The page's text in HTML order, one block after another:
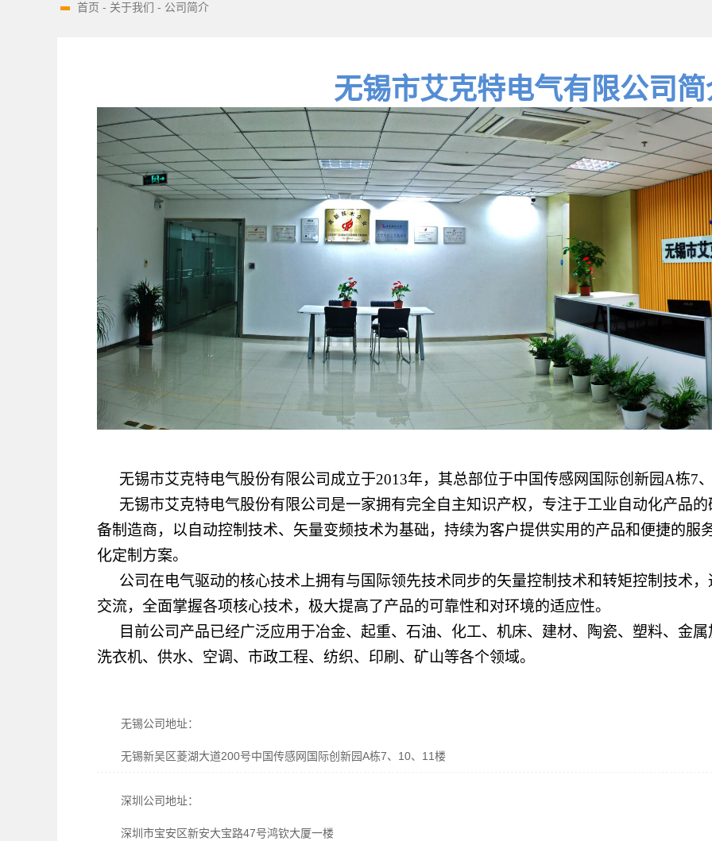
首页 - 关于我们 - 公司简介
无锡市艾克特电气有限公司简
无锡市艾克特电气股份有限公司成立于2013年，其总部位于中国传感网国际创新园A栋7
无锡市艾克特电气股份有限公司是一家拥有完全自主知识产权，专注于工业自动化产品
备制造商，以自动控制技术、矢量变频技术为基础，持续为客户提供实用的产品和便捷的服
化定制方案。
公司在电气驱动的核心技术上拥有与国际领先技术同步的矢量控制技术和转矩控制技术
交流，全面掌握各项核心技术，极大提高了产品的可靠性和对环境的适应性。
目前公司产品已经广泛应用于冶金、起重、石油、化工、机床、建材、陶瓷、塑料、金
洗衣机、供水、空调、市政工程、纺织、印刷、矿山等各个领域。
无锡公司地址：
无锡新吴区菱湖大道200号中国传感网国际创新园A栋7、10、11楼
深圳公司地址：
深圳市宝安区新安大宝路47号鸿钦大厦一楼